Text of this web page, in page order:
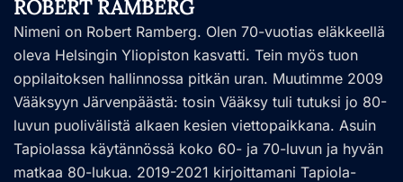
ROBERT RAMBERG
Nimeni on Robert Ramberg. Olen 70-vuotias eläkkeellä
oleva Helsingin Yliopiston kasvatti. Tein myös tuon
oppilaitoksen hallinnossa pitkän uran. Muutimme 2009
Vääksyyn Järvenpäästä: tosin Vääksy tuli tutuksi jo 80-
luvun puolivälistä alkaen kesien viettopaikkana. Asuin
Tapiolassa käytännössä koko 60- ja 70-luvun ja hyvän
matkaa 80-lukua. 2019-2021 kirjoittamani Tapiola-